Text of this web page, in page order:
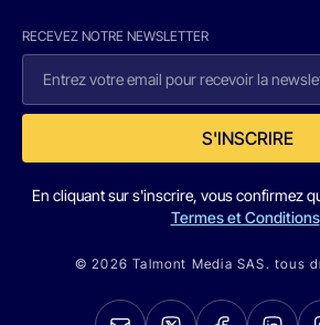
RECEVEZ NOTRE NEWSLETTER
S'INSCRIRE
En cliquant sur s'inscrire, vous confirmez
Termes et Conditions
© 2026 Talmont Media SAS. tous